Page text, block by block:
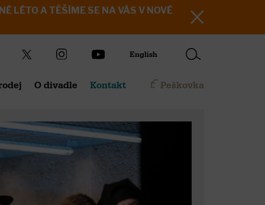
LÉTO A TĚŠÍME SE NA VÁS V NOVÉ
English
O divadle Kontakt Peškovka